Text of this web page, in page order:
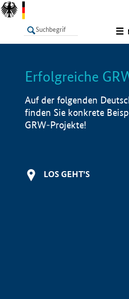
LISTE
Erfolgreiche
Auf der folgenden
finden Sie konkrete
GRW-Projekte!
LOS GEHT'S